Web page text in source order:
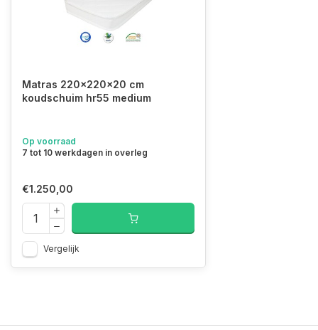
Matras 220x220x20 cm
koudschuim hr55 medium
Op voorraad
7 tot 10 werkdagen in overleg
€1.250,00
Vergelijk